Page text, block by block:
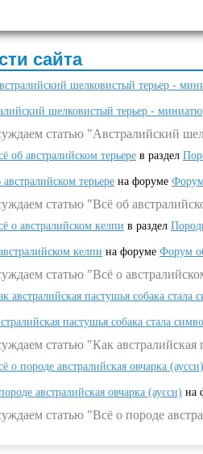
сайта
шелковистый терьер -
шелковистый терьер -
статью "Австралийский
об австралийском терьере в раздел
терьере на форуме
статью "Всё об
о австралийском келпи в раздел
келпи на форуме Форум
статью "Всё о
австралийская пастушья собака
пастушья собака стала
статью "Как
о породе австралийская овчарка (аусси)
австралийская овчарка (аусси) на
статью "Всё о породе